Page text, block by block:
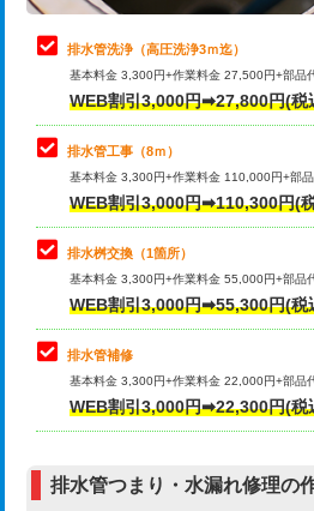
排水管工事（追加 排水管工事/3ｍ超
え）
マス交換（土の掘削・埋め戻し作業）
マス交換（深さ50㎝未満）
マス交換（深さ50㎝以上）
コンクリート斫り（厚さ10㎝まで）
コンクリート斫り（厚さ10㎝超え）
モルタル補修（厚さ10㎝まで）
モルタル補修（厚さ10㎝超え）
追加人工
止水・漏水調査・防水処理・清掃・修
理・調整・分解・加工など（中作業）
止水・漏水調査・防水処理・清掃・修
理・調整・分解・加工など（重作業）
その他部品の脱着
交換・取付（タンク）
交換・取付(単水栓（壁付・デッキ
式）)
交換・取付(混合水栓（壁付・デッキ
式・ワンホール）)
交換・取付(排水栓・排水トラップ
交換・取付（その他部品）
排水管洗浄（高圧洗浄3ｍ迄）
基本料金 3,300円+作業料金 27,500円+部品
WEB割引3,000円➡27,800円(税
排水管工事（8ｍ）
基本料金 3,300円+作業料金 110,000円+部
WEB割引3,000円➡110,300円(
排水桝交換（1箇所）
基本料金 3,300円+作業料金 55,000円+部品
WEB割引3,000円➡55,300円(税
排水管補修
基本料金 3,300円+作業料金 22,000円+部品
WEB割引3,000円➡22,300円(税
排水管つまり・水漏れ修理の